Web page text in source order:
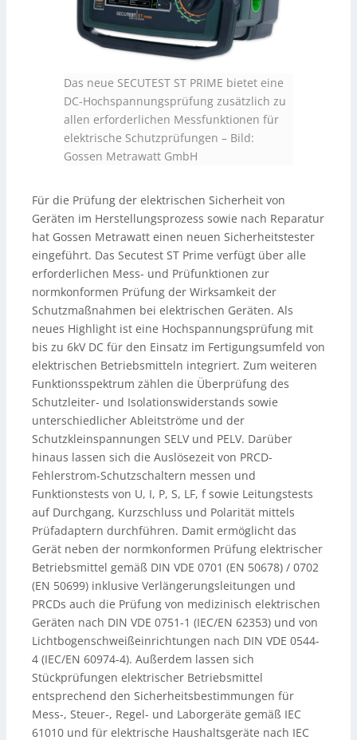
Das neue SECUTEST ST PRIME bietet eine
DC-Hochspannungsprüfung zusätzlich zu
allen erforderlichen Messfunktionen für
elektrische Schutzprüfungen – Bild:
Gossen Metrawatt GmbH
Für die Prüfung der elektrischen Sicherheit von
Geräten im Herstellungsprozess sowie nach Reparatur
hat Gossen Metrawatt einen neuen Sicherheitstester
eingeführt. Das Secutest ST Prime verfügt über alle
erforderlichen Mess- und Prüfunktionen zur
normkonformen Prüfung der Wirksamkeit der
Schutzmaßnahmen bei elektrischen Geräten. Als
neues Highlight ist eine Hochspannungsprüfung mit
bis zu 6kV DC für den Einsatz im Fertigungsumfeld von
elektrischen Betriebsmitteln integriert. Zum weiteren
Funktionsspektrum zählen die Überprüfung des
Schutzleiter- und Isolationswiderstands sowie
unterschiedlicher Ableitströme und der
Schutzkleinspannungen SELV und PELV. Darüber
hinaus lassen sich die Auslösezeit von PRCD-
Fehlerstrom-Schutzschaltern messen und
Funktionstests von U, I, P, S, LF, f sowie Leitungstests
auf Durchgang, Kurzschluss und Polarität mittels
Prüfadaptern durchführen. Damit ermöglicht das
Gerät neben der normkonformen Prüfung elektrischer
Betriebsmittel gemäß DIN VDE 0701 (EN 50678) / 0702
(EN 50699) inklusive Verlängerungsleitungen und
PRCDs auch die Prüfung von medizinisch elektrischen
Geräten nach DIN VDE 0751-1 (IEC/EN 62353) und von
Lichtbogenschweißeinrichtungen nach DIN VDE 0544-
4 (IEC/EN 60974-4). Außerdem lassen sich
Stückprüfungen elektrischer Betriebsmittel
entsprechend den Sicherheitsbestimmungen für
Mess-, Steuer-, Regel- und Laborgeräte gemäß IEC
61010 und für elektrische Haushaltsgeräte nach IEC